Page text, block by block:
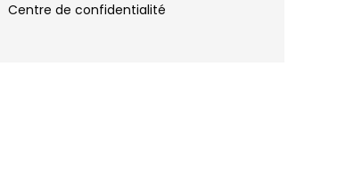
Centre de confidentialité